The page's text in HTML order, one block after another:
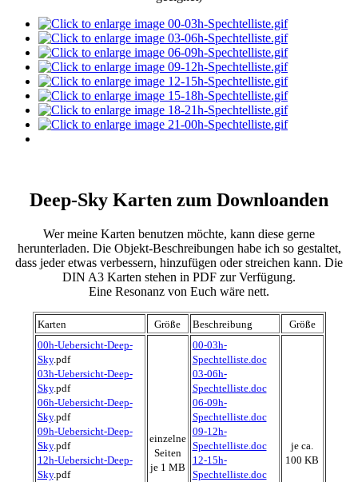
Deep-Sky Karten zum Downloanden
Wer meine Karten benutzen möchte, kann diese gerne
herunterladen. Die Objekt-Beschreibungen habe ich so gestaltet,
dass jeder etwas verbessern, hinzufügen oder streichen kann. Die
DIN A3 Karten stehen in PDF zur Verfügung.
Eine Resonanz von Euch wäre nett.
Karten Größe Beschreibung
Größe
00h-Uebersicht-Deep-
Sky.pdf
03h-Uebersicht-Deep-
Sky.pdf
06h-Uebersicht-Deep-
Sky.pdf
09h-Uebersicht-Deep-
Sky.pdf
12h-Uebersicht-Deep-
Sky.pdf
einzelne
Seiten
je 1 MB
00-03h-
Spechtelliste.doc
03-06h-
Spechtelliste.doc
06-09h-
Spechtelliste.doc
09-12h-
Spechtelliste.doc
12-15h-
Spechtelliste.doc
je ca.
100 KB